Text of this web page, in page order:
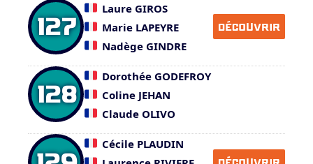
127
Laure GIROS
Marie LAPEYRE
Nadège GINDRE
DÉCOUVRIR
128
Dorothée GODEFROY
Coline JEHAN
Claude OLIVO
Cécile PLAUDIN